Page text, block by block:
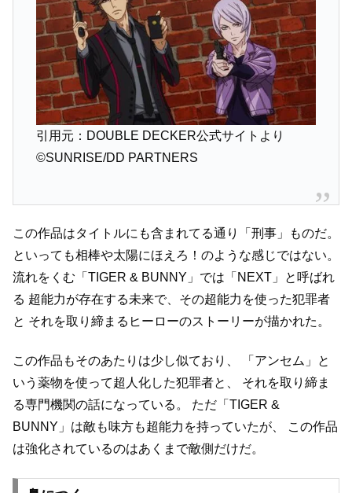
引用元：DOUBLE DECKER公式サイトより
©SUNRISE/DD PARTNERS
この作品はタイトルにも含まれてる通り「刑事」ものだ。
といっても相棒や太陽にほえろ！のような感じではない。
流れをくむ「TIGER & BUNNY」では「NEXT」と呼ばれ
る 超能力が存在する未来で、その超能力を使った犯罪者
と それを取り締まるヒーローのストーリーが描かれた。
この作品もそのあたりは少し似ており、
「アンセム」と
いう薬物を使って超人化した犯罪者と、
それを取り締ま
る専門機関の話になっている。
ただ「TIGER &
BUNNY」は敵も味方も超能力を持っていたが、
この作品
は強化されているのはあくまで敵側だけだ。